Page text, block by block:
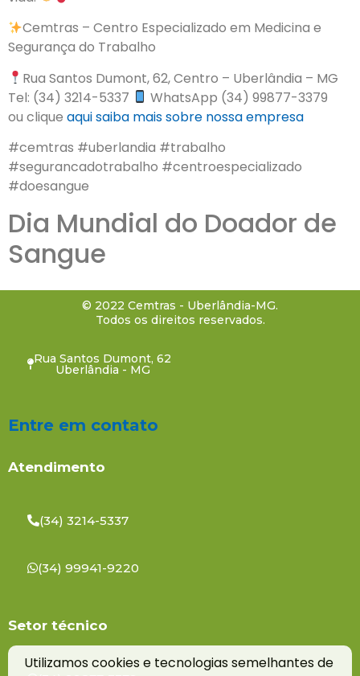
Cemtras – Centro Especializado em Medicina e
Segurança do Trabalho
Rua Santos Dumont, 62, Centro – Uberlândia – MG
Tel: (34) 3214-5337
WhatsApp (34) 99877-3379
ou clique aquisaiba mais sobre nossa empresa
#cemtras #uberlandia #trabalho
#segurancadotrabalho #centroespecializado
#doesangue
Dia Mundial do Doador de
Sangue
© 2022 Cemtras - Uberlândia-MG.
Todos os direitos reservados.
Rua Santos Dumont, 62
Uberlândia - MG
Entre em contato
Atendimento
(34) 3214-5337
(34) 99941-9220
Setor técnico
Utilizamos cookies e tecnologias semelhantes de